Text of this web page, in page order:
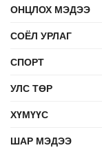
ОНЦЛОХ МЭДЭЭ
СОЁЛ УРЛАГ
СПОРТ
УЛС ТӨР
ХҮМҮҮС
ШАР МЭДЭЭ